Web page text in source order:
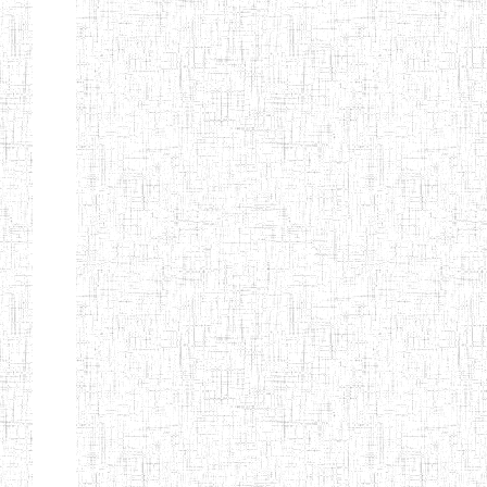
Etablissements
d'enseignement
secondaire
technique
et
professionnel
ESTP
Etablissements